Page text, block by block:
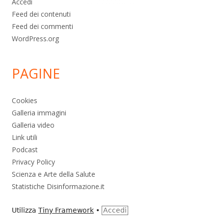
Feed dei contenuti
Feed dei commenti
WordPress.org
PAGINE
Cookies
Galleria immagini
Galleria video
Link utili
Podcast
Privacy Policy
Scienza e Arte della Salute
Statistiche Disinformazione.it
Utilizza Tiny Framework • Accedi